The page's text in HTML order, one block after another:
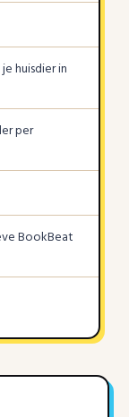
huisdier in
per
BookBeat